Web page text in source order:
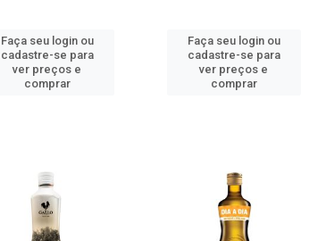
Faça seu login ou
cadastre-se para
ver preços e
comprar
Faça seu login ou
cadastre-se para
ver preços e
comprar